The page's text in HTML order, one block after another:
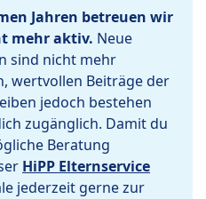
Jahren betreuen wir
mehr aktiv. Neue
sind nicht mehr
wertvollen Beiträge der
jedoch bestehen
zugänglich. Damit du
Beratung
HiPP Elternservice
jederzeit gerne zur